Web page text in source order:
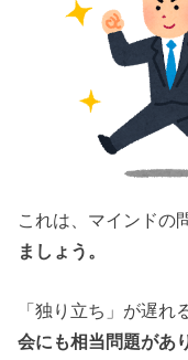
これは、マインドの
ましょう。
「独り立ち」が遅
会にも相当問題があ